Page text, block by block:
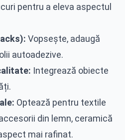
pentru a eleva aspectul
Vopsește, adaugă
autoadezive.
Integrează obiecte
Optează pentru textile
din lemn, ceramică
mai rafinat.